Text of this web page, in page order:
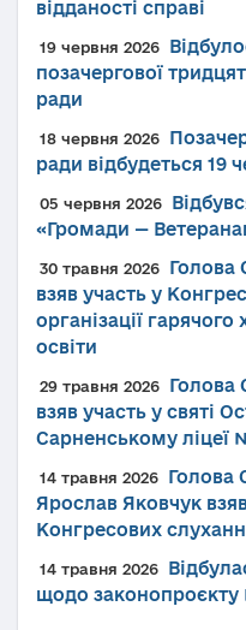
відданості справі
19 червня 2026
позачергової
ради
18 червня 2026
ради відбудеться 19
05 червня 2026
«Громади —
30 травня 2026
Голова
взяв участь у
організації
освіти
29 травня 2026
Голова
взяв участь у святі
Сарненському ліцеї
14 травня 2026
Голова
Ярослав Яковчук
Конгресових
14 травня 2026
щодо законопроєкту